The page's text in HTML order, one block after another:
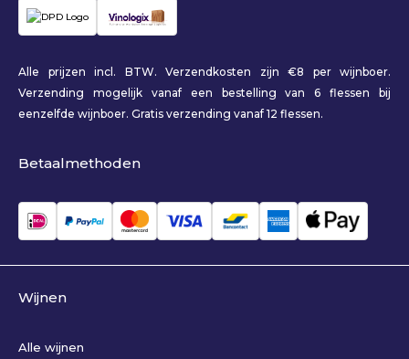
Alle prijzen incl. BTW. Verzendkosten zijn €8 per wijnboer.
Verzending mogelijk vanaf een bestelling van 6 flessen bij
eenzelfde wijnboer. Gratis verzending vanaf 12 flessen.
Betaalmethoden
Wijnen
Alle wijnen